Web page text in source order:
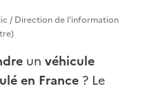
/ Direction de l'information
un véhicule
en France ? Le